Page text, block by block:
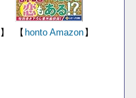
】 【honto Amazon】